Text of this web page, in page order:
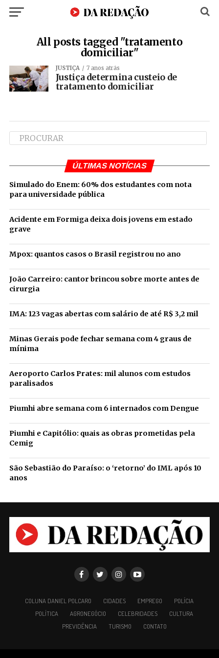
All posts tagged "tratamento
domiciliar"
JUSTIÇA 7 anos atrás
Justiça determina custeio de
tratamento domiciliar
ÚLTIMAS NOTÍCIAS
Simulado do Enem: 60% dos estudantes com nota
para universidade pública
Acidente em Formiga deixa dois jovens em estado
grave
Mpox: quantos casos o Brasil registrou no ano
João Carreiro: cantor brincou sobre morte antes de
cirurgia
IMA: 123 vagas abertas com salário de até R$ 3,2 mil
Minas Gerais pode fechar semana com 4 graus de
mínima
Aeroporto Carlos Prates: mil alunos com estudos
paralisados
Piumhi abre semana com 6 internados com Dengue
Piumhi e Capitólio: quais as obras prometidas pela
Cemig
São Sebastião do Paraíso: o ‘retorno’ do IML após 10
anos
COLUNA DANIEL POLCARO CIDADES EMPREGO
POLÍCIA
POLÍTICA
AGRONEGÓCIO CELEBRIDADES
CULTURA
PREVIDÊNCIA
TURISMO CONTATO